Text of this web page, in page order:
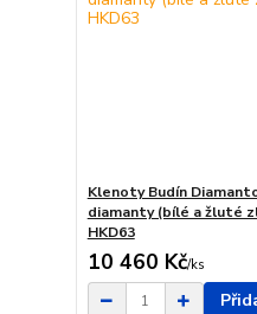
Klenoty Budín
diamanty (bílé a žluté
HKD63
10 460 Kč/ks